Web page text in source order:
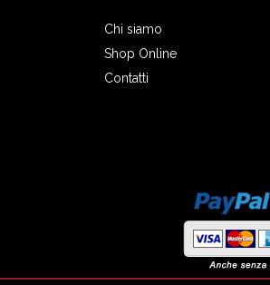
Chi siamo
Shop Online
Contatti